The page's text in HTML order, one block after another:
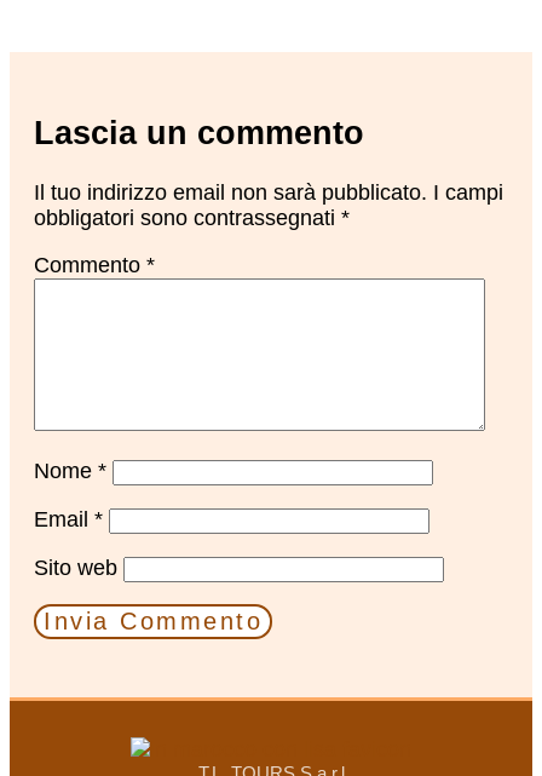
Lascia un commento
Il tuo indirizzo email non sarà pubblicato. I campi
obbligatori sono contrassegnati *
Commento *
Nome *
Email *
Sito web